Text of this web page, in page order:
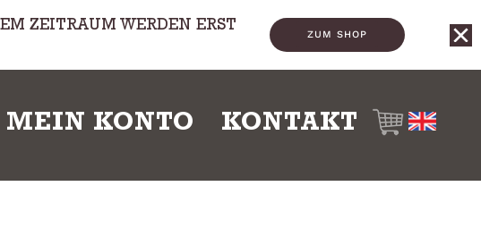
MEIN KONTO KONTAKT
ZEITRAUM WERDEN ERST
ZUM SHOP